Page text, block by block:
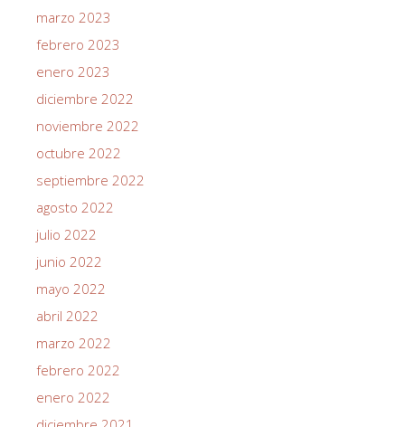
marzo 2023
febrero 2023
enero 2023
diciembre 2022
noviembre 2022
octubre 2022
septiembre 2022
agosto 2022
julio 2022
junio 2022
mayo 2022
abril 2022
marzo 2022
febrero 2022
enero 2022